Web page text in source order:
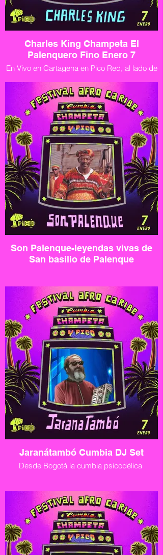
Charles King Champeta El
Palenquero Fino Enero 7
En Vivo en Cartagena en Pico Red, al lado de
Son Palenque-leyendas vivas de
San basilio de Palenque
Jaranátambó Cumbia DJ Set
Desde Bogotá la cumbia psicodélica